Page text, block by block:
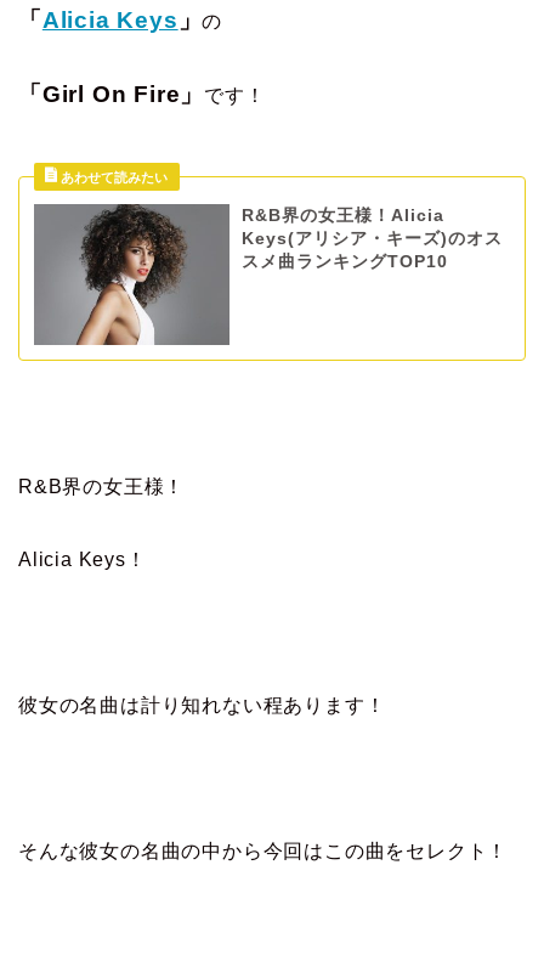
「Alicia Keys 」の
「Girl On Fire」 です！
R&B界の女王様！Alicia
Keys(アリシア・キーズ)のオス
スメ曲ランキングTOP10
R&B界の女王様！
Alicia Keys！
彼女の名曲は計り知れない程あります！
そんな彼女の名曲の中から今回はこの曲をセレクト！